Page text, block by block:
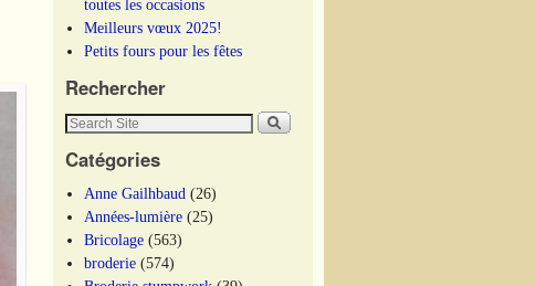
toutes les occasions
Meilleurs vœux 2025!
Petits fours pour les fêtes
Rechercher
Catégories
Anne Gailhbaud (26)
Années-lumière (25)
Bricolage (563)
broderie (574)